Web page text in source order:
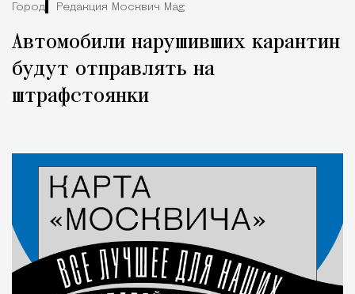
Город Редакция Москвич Mag
Автомобили нарушивших карантин
будут отправлять на
штрафстоянки